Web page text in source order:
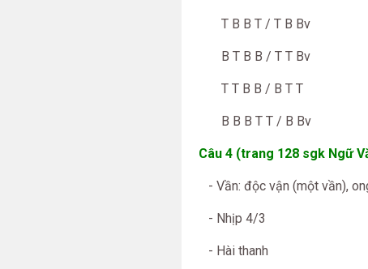
T B B T / T B Bv
B T B B / T T Bv
T T B B / B T T
B B B T T / B Bv
Câu 4 (trang 128 sgk Ngữ
- Vần: độc vận (một vần),
- Nhịp 4/3
- Hài thanh